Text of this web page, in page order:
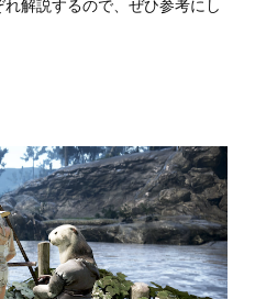
解説するので、ぜひ参考にし